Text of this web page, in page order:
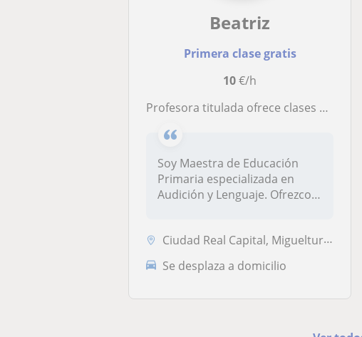
Beatriz
Primera clase gratis
10€/h
Profesora titulada ofrece clases de repaso a niños y niñas con posibilidad de desplazamiento al domicilio de los alumnos
Soy Maestra de Educación
Primaria especializada en
Audición y Lenguaje. Ofrezco
Ciudad Real Capital, Miguelturra
Se desplaza a domicilio